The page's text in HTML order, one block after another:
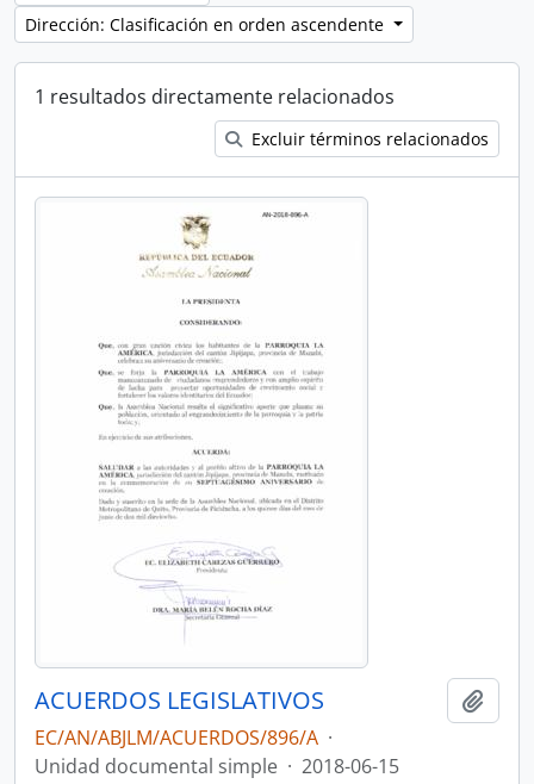
Dirección: Clasificación en orden ascendente
1 resultados directamente relacionados
Excluir términos relacionados
ACUERDOS LEGISLATIVOS
EC/AN/ABJLM/ACUERDOS/896/A ·
Unidad documental simple · 2018-06-15